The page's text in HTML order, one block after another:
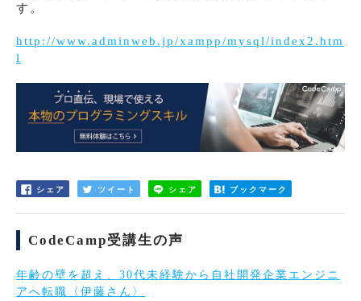
す。
http://www.adminweb.jp/xampp/mysql/index2.htm
l
シェア ツイート シェア ブックマーク
CodeCamp受講生の声
年齢の壁を超え、30代未経験から自社開発企業エンジニ
アへ転職〈伊藤さん〉